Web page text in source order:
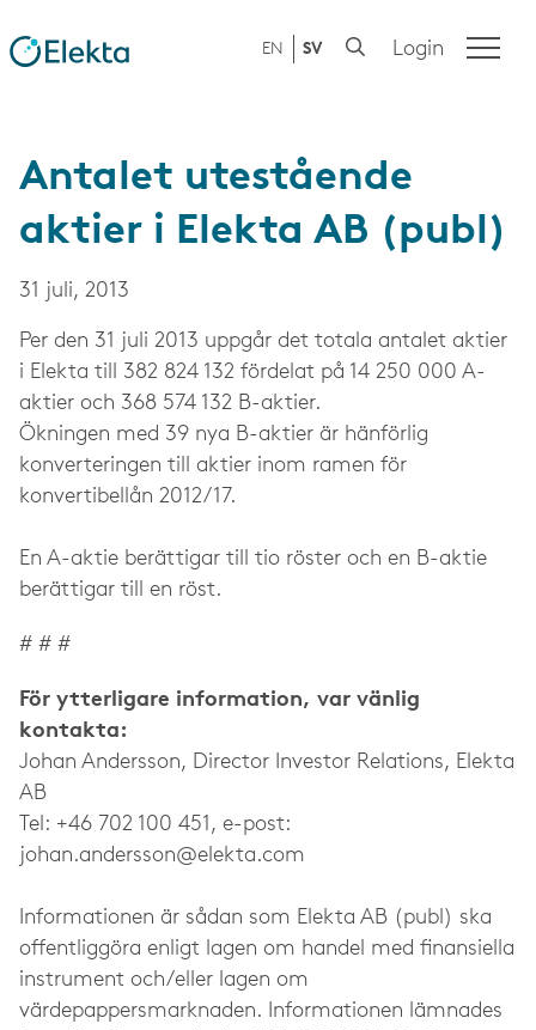
EN SV Login
Antalet utestående
aktier i Elekta AB (publ)
31 juli, 2013
Per den 31 juli 2013 uppgår det totala antalet aktier
i Elekta till 382 824 132 fördelat på 14 250 000 A-
aktier och 368 574 132 B-aktier.
Ökningen med 39 nya B-aktier är hänförlig
konverteringen till aktier inom ramen för
konvertibellån 2012/17.
En A-aktie berättigar till tio röster och en B-aktie
berättigar till en röst.
# # #
För ytterligare information, var vänlig
kontakta:
Johan Andersson, Director Investor Relations, Elekta
AB
Tel: +46 702 100 451, e-post:
johan.andersson@elekta.com
Informationen är sådan som Elekta AB (publ) ska
offentliggöra enligt lagen om handel med finansiella
instrument och/eller lagen om
värdepappersmarknaden. Informationen lämnades